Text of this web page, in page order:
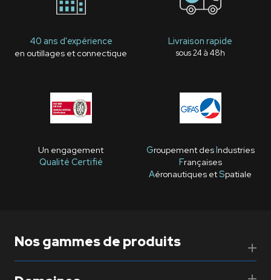
40 ans d'expérience
en outillages et connectique
Livraison rapide
sous 24 à 48h
Un engagement
Qualité Certifié
Groupement desIndustries
Françaises
Aéronautiques etSpatiale
Nos gammes de produits